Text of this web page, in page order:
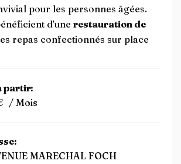
pour les personnes âgées.
d’une restauration de
repas confectionnés sur place
partir:
/ Mois
MARECHAL FOCH